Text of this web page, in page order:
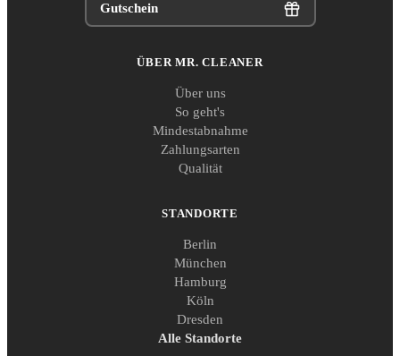
Gutschein
ÜBER MR. CLEANER
Über uns
So geht's
Mindestabnahme
Zahlungsarten
Qualität
STANDORTE
Berlin
München
Hamburg
Köln
Dresden
Alle Standorte